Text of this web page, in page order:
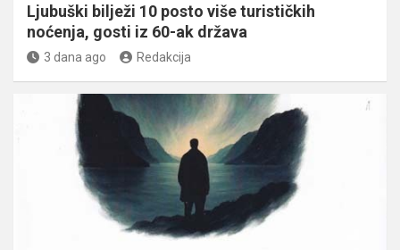
Ljubuški bilježi 10 posto više turističkih
noćenja, gosti iz 60-ak država
3 dana ago Redakcija